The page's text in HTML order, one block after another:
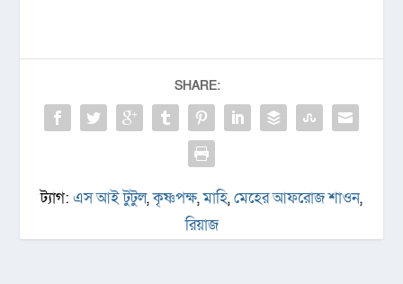
SHARE:
ট্যাগ: এস আই টুটুল,কৃষ্ণপক্ষ,মাহি,মেহের আফরোজ শাওন,
রিয়াজ